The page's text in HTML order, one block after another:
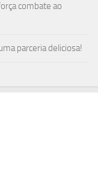
combate ao
parceria deliciosa!